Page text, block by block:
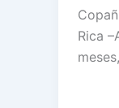
Rica